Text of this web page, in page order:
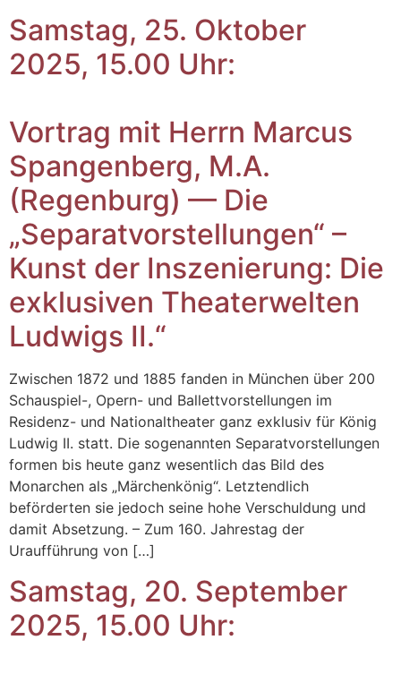
Samstag, 25. Oktober
2025, 15.00 Uhr:
Vortrag mit Herrn Marcus
Spangenberg, M.A.
(Regenburg) — Die
„Separatvorstellungen“ –
Kunst der Inszenierung: Die
exklusiven Theaterwelten
Ludwigs II.“
Zwischen 1872 und 1885 fanden in München über 200
Schauspiel-, Opern- und Ballettvorstellungen im
Residenz- und Nationaltheater ganz exklusiv für König
Ludwig II. statt. Die sogenannten Separatvorstellungen
formen bis heute ganz wesentlich das Bild des
Monarchen als „Märchenkönig“. Letztendlich
beförderten sie jedoch seine hohe Verschuldung und
damit Absetzung. – Zum 160. Jahrestag der
Uraufführung von […]
Samstag, 20. September
2025, 15.00 Uhr: